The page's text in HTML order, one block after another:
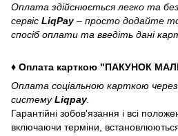
Оплата здійснюється легко та
сервіс LiqPay– просто додайте
спосіб оплати та введіть дані
♦ Оплата карткою "ПАКУНОК
Оплата соціальною карткою
системуLiqpay.
Гарантійні зобов'язання і всі
включаючи терміни,